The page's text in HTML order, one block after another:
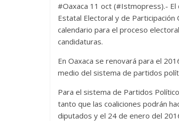
#Oaxaca 11 oct (#Istmopress).- El
Estatal Electoral y de Participación
calendario para el proceso
candidaturas.
En Oaxaca se renovará para el
medio del sistema de partidos
Para el sistema de Partidos
tanto que las coaliciones podrán
diputados y el 24 de enero del